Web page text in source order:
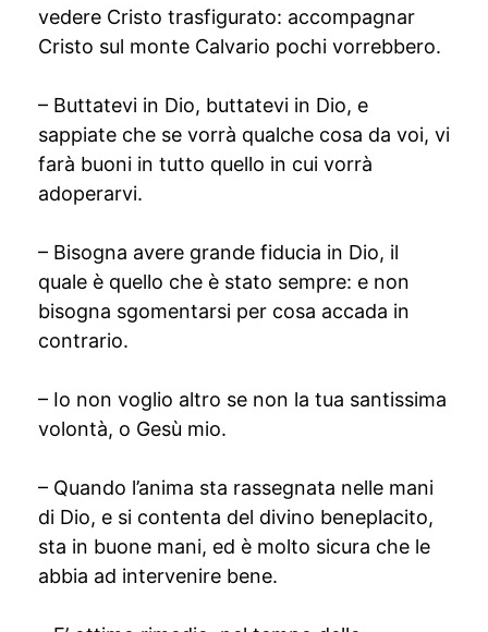
vedere Cristo trasfigurato: accompagnar
Cristo sul monte Calvario pochi vorrebbero.
– Buttatevi in Dio, buttatevi in Dio, e
sappiate che se vorrà qualche cosa da voi, vi
farà buoni in tutto quello in cui vorrà
adoperarvi.
– Bisogna avere grande fiducia in Dio, il
quale è quello che è stato sempre: e non
bisogna sgomentarsi per cosa accada in
contrario.
– Io non voglio altro se non la tua santissima
volontà, o Gesù mio.
– Quando l’anima sta rassegnata nelle mani
di Dio, e si contenta del divino beneplacito,
sta in buone mani, ed è molto sicura che le
abbia ad intervenire bene.